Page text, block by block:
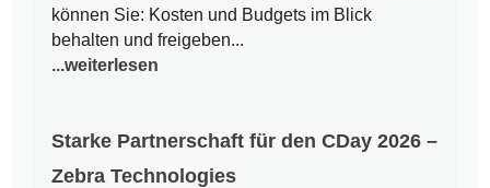
können Sie: Kosten und Budgets im Blick
behalten und freigeben...
...weiterlesen
Starke Partnerschaft für den CDay 2026 –
Zebra Technologies